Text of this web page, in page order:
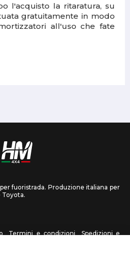
l'acquisto la ritaratura, su
gratuitamentein modo
all'uso che fate
fuoristrada. Produzione italiana per
Toyota.
Termini e condizioni
Spedizioni e